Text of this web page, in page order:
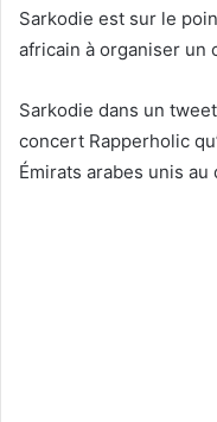
Sarkodie est sur le
africain à organiser un
Sarkodie dans un
concert Rapperholic
Émirats arabes unis